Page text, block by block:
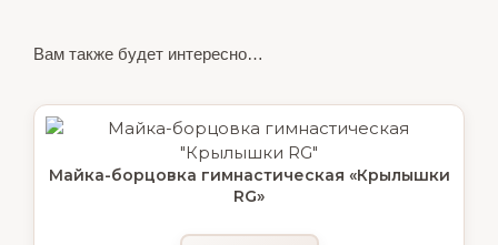
Вам также будет интересно…
Майка-борцовка гимнастическая «Крылышки
RG»